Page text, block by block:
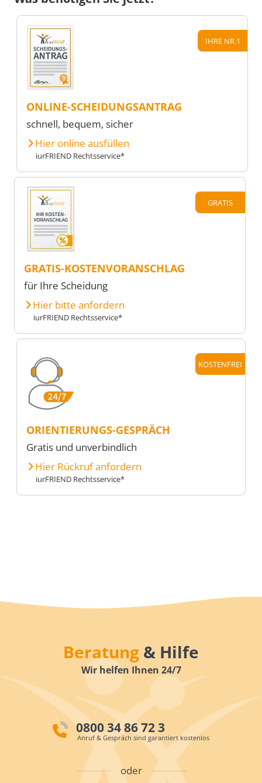
IHRE NR.1
ONLINE-SCHEIDUNGSANTRAG
schnell, bequem, sicher
Hier online ausfüllen
iurFRIEND Rechtsservice*
GRATIS
GRATIS-KOSTENVORANSCHLAG
für Ihre Scheidung
Hier bitte anfordern
iurFRIEND Rechtsservice*
KOSTENFREI
ORIENTIERUNGS-GESPRÄCH
Gratis und unverbindlich
Hier Rückruf anfordern
iurFRIEND Rechtsservice*
Beratung & Hilfe
Wir helfen Ihnen 24/7
0800 34 86 72 3
Anruf & Gespräch sind garantiert kostenlos
oder